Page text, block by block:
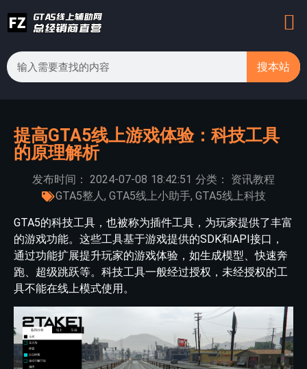
搜本站
提高GTA5线上游戏体验：科技工具
的原理解析
发布时间： 2024-07-08 18:42:51 分类：
资讯教程
GTA5整人, GTA5线上小助手, GTA5线上科技
GTA5的科技工具，也被称为插件工具，为玩家提供了丰富
的游戏功能。这些工具基于游戏提供的SDK和API接口，
通过功能扩展提升玩家的游戏体验，如生成模型、快速奔
跑、超级跳跃等。科技工具一般经过授权，未经授权的工
具不能在线上模式使用。